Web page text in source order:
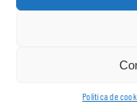
Política de